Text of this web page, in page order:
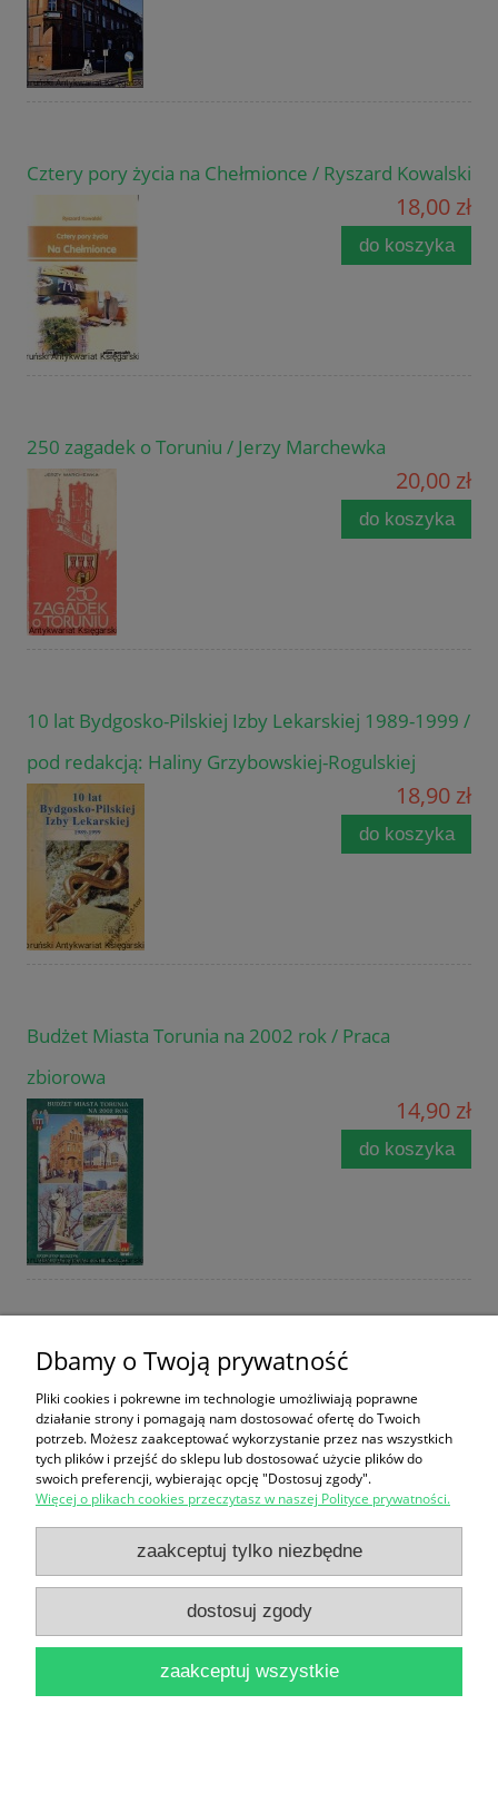
Cztery pory życia na Chełmionce / Ryszard Kowalski
18,00 zł
do koszyka
250 zagadek o Toruniu / Jerzy Marchewka
20,00 zł
do koszyka
10 lat Bydgosko-Pilskiej Izby Lekarskiej 1989-1999 /
pod redakcją: Haliny Grzybowskiej-Rogulskiej
18,90 zł
do koszyka
Budżet Miasta Torunia na 2002 rok / Praca
zbiorowa
14,90 zł
do koszyka
Grzyby okolic Torunia : poradnik / Irena Hołownia
do koszyka
Gotfryd Keller (1819-1890) : opowieść biograficzna
/ Jerzy Wojtowicz
5,00 zł
Dbamy o Twoją prywatność
Pliki cookies i pokrewne im technologie umożliwiają poprawne
działanie strony i pomagają nam dostosować ofertę do Twoich
potrzeb. Możesz zaakceptować wykorzystanie przez nas wszystkich
tych plików i przejść do sklepu lub dostosować użycie plików do
swoich preferencji, wybierając opcję "Dostosuj zgody".
Więcej o plikach cookies przeczytasz w naszej Polityce prywatności.
zaakceptuj tylko niezbędne
dostosuj zgody
zaakceptuj wszystkie